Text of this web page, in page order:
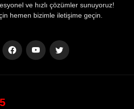
ve hızlı çözümler sunuyoruz!
hemen bizimle iletişime geçin.